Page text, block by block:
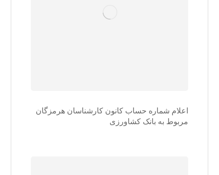
اعلام شماره حساب کانون کارشناسان هرمزگان
مربوط به بانک کشاورزی